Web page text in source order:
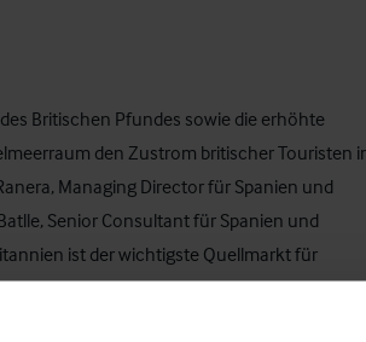
Britischen Pfundes sowie die erhöhte
den Zustrom britischer Touristen
Managing Director für Spanien und
Senior Consultant für Spanien und
ist der wichtigste Quellmarkt für
sagen kann, so glauben Hotelbetreiber in
Aufenthaltsdauer sowie eine